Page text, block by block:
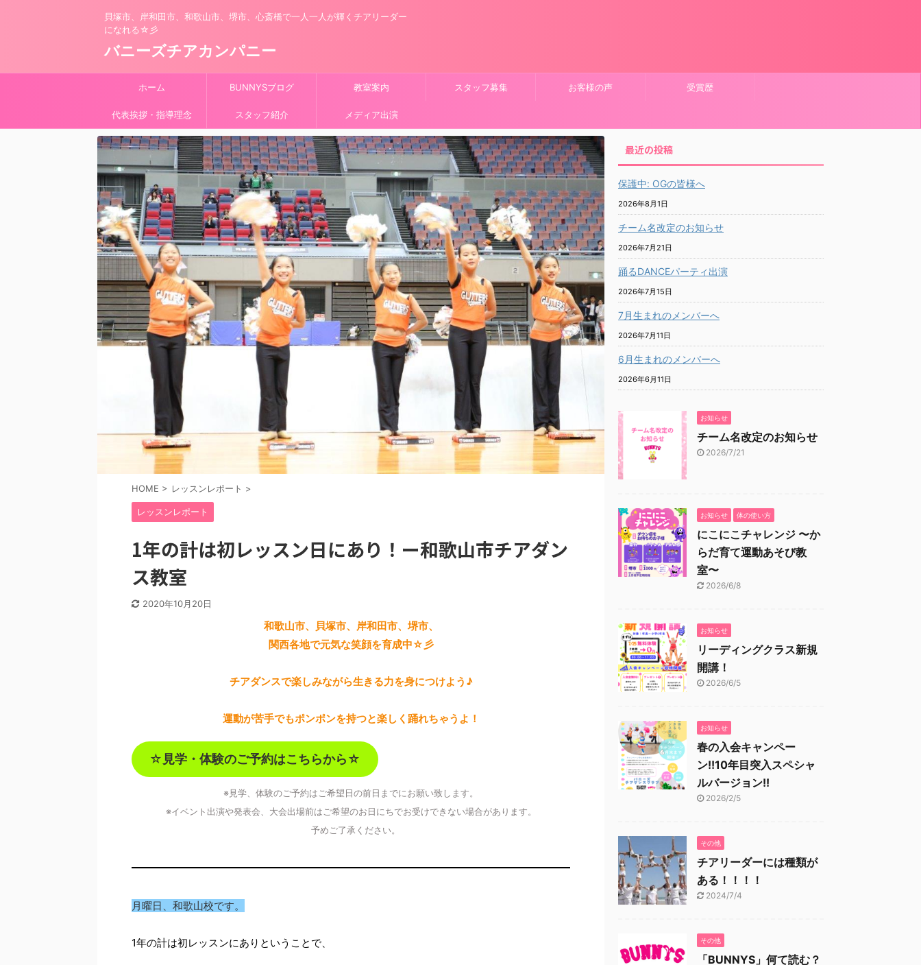
貝塚市、岸和田市、和歌山市、堺市、心斎橋で一人一人が輝くチアリーダー
になれる☆彡
バニーズチアカンパニー
ホーム BUNNYSブログ 教室案内 スタッフ募集 お客様の声 受賞歴
代表挨拶・指導理念 スタッフ紹介 メディア出演
HOME > レッスンレポート >
レッスンレポート
1年の計は初レッスン日にあり！ー和歌山市チアダン
ス教室
2020年10月20日
和歌山市、貝塚市、岸和田市、堺市、
関西各地で元気な笑顔を育成中☆彡
チアダンスで楽しみながら生きる力を身につけよう♪
運動が苦手でもポンポンを持つと楽しく踊れちゃうよ！
☆ 見学・体験のご予約はこちらから☆
※見学、体験のご予約はご希望日の前日までにお願い致します。
※イベント出演や発表会、大会出場前はご希望のお日にちでお受けできない場合があります。
予めご了承ください。
月曜日、和歌山校です。
1年の計は初レッスンにありということで、
最近の投稿
保護中: OGの皆様へ
2026年8月1日
チーム名改定のお知らせ
2026年7月21日
踊るDANCEパーティ出演
2026年7月15日
7月生まれのメンバーへ
2026年7月11日
6月生まれのメンバーへ
2026年6月11日
お知らせ
チーム名改定のお知らせ
2026/7/21
お知らせ 体の使い方
にこにこチャレンジ 〜か
らだ育て運動あそび教
室〜
2026/6/8
お知らせ
リーディングクラス新規
開講！
2026/6/5
お知らせ
春の入会キャンペー
ン!!10年目突入スペシャ
ルバージョン!!
2026/2/5
その他
チアリーダーには種類が
ある！！！！
2024/7/4
その他
「BUNNYS」何て読む？